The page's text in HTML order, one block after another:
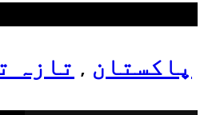
پاکستان , تازہ